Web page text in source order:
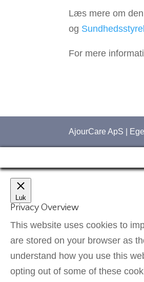
Læs mere om
og
For mere
AjourCare ApS |
Luk
Privacy Overview
This website uses cookies to
are stored on your browser as
understand how you use this
opting out of some of these